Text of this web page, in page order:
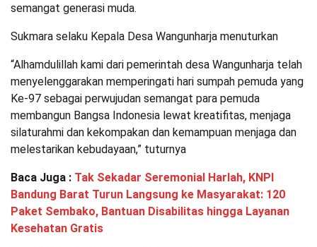
semangat generasi muda.
Sukmara selaku Kepala Desa Wangunharja menuturkan
“Alhamdulillah kami dari pemerintah desa Wangunharja telah
menyelenggarakan memperingati hari sumpah pemuda yang
Ke-97 sebagai perwujudan semangat para pemuda
membangun Bangsa Indonesia lewat kreatifitas, menjaga
silaturahmi dan kekompakan dan kemampuan menjaga dan
melestarikan kebudayaan,” tuturnya
Baca Juga : Tak Sekadar Seremonial Harlah, KNPI
Bandung Barat Turun Langsung ke Masyarakat: 120
Paket Sembako, Bantuan Disabilitas hingga Layanan
Kesehatan Gratis